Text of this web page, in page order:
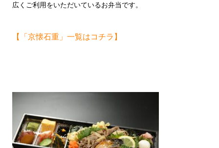
広くご利用をいただいているお弁当です。
【「京懐石重」一覧はコチラ】